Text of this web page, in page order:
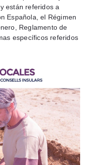
están referidos a
Española, el Régimen
Reglamento de
específicos referidos